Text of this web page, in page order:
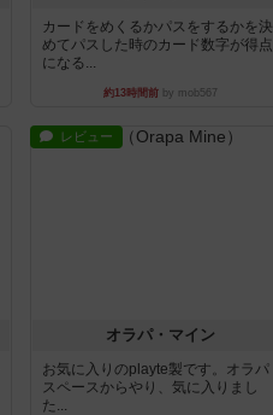
カードをめくるかパスをするかを決
めてパスした時のカード数字が得点
になる...
約13時間前by mob567
レビュー
オラパ・マイン
お気に入りのplayte製です。オラパ
スペースからやり、気に入りまし
た...